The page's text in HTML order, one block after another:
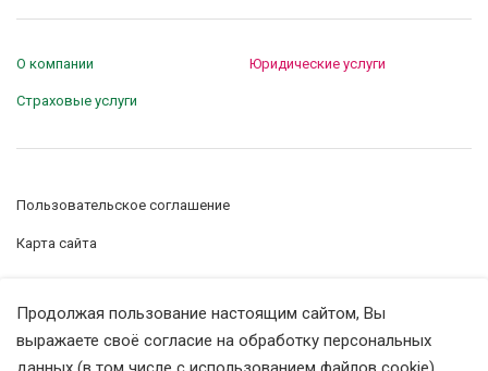
О компании Юридические услуги
Страховые услуги
Карта сайта
Пользовательское соглашение
Политика конфиденциальности
Продолжая пользование настоящим сайтом, Вы
выражаете своё согласие на обработку персональных